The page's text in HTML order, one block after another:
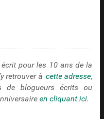
pour les 10 ans de la
retrouver à cette adresse,
de blogueurs écrits ou
en cliquant ici.